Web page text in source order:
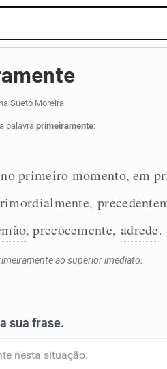
Sueto Moreira
palavraprimeiramente:
no primeiro momento, em
,
,precocemente, adrede.
ao superior imediato.